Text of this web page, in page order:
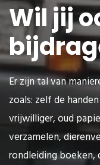
Wil jij
Er zijn tal van
zoals: zelf de
vrijwilliger, oud
verzamelen,
rondleiding